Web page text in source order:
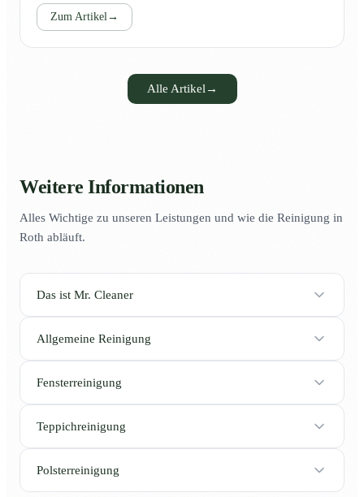
Zum Artikel→
Alle Artikel→
Weitere Informationen
Alles Wichtige zu unseren Leistungen und wie die Reinigung in
Roth abläuft.
Das ist Mr. Cleaner
Allgemeine Reinigung
Fensterreinigung
Teppichreinigung
Polsterreinigung